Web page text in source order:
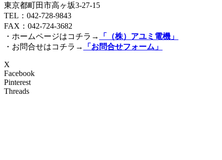
東京都町田市高ヶ坂3‐27‐15
TEL：042-728-9843
FAX：042-724-3682
・ホームページはコチラ→
「（株）アユミ電機」
・お問合せはコチラ→
「お問合せフォーム」
X
Facebook
Pinterest
Threads